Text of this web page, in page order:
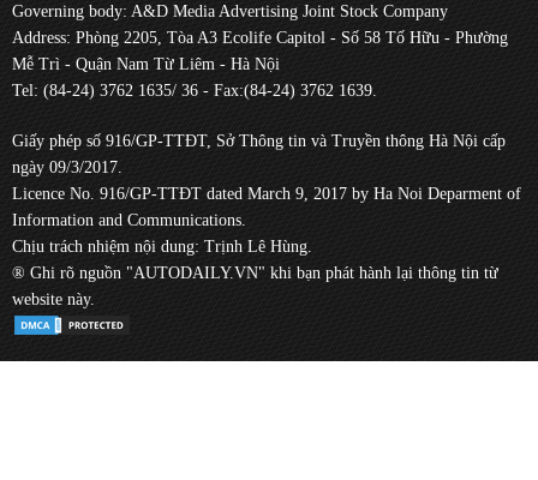
Governing body: A&D Media Advertising Joint Stock Company
Address: Phòng 2205, Tòa A3 Ecolife Capitol - Số 58 Tố Hữu - Phường
Mễ Trì - Quận Nam Từ Liêm - Hà Nội
Tel: (84-24) 3762 1635/ 36 - Fax:(84-24) 3762 1639.
Giấy phép số 916/GP-TTĐT, Sở Thông tin và Truyền thông Hà Nội cấp
ngày 09/3/2017.
Licence No. 916/GP-TTĐT dated March 9, 2017 by Ha Noi Deparment of
Information and Communications.
Chịu trách nhiệm nội dung: Trịnh Lê Hùng.
® Ghi rõ nguồn "AUTODAILY.VN" khi bạn phát hành lại thông tin từ
website này.